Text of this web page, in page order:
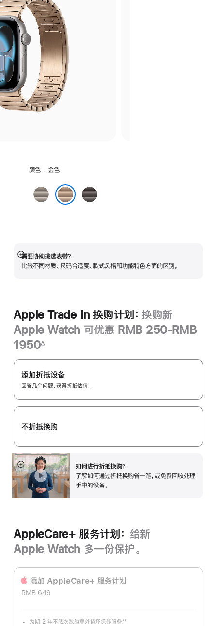
选
色:
颜色 - 金色
原
色
石
板
需要协助挑选表带？
比较不同材质、尺码合适度、款式风格和功能特色方面的区别。
展
开
Apple Trade In 换购计划： 换购新
Apple Watch 可优惠 RMB 250-RMB
1950
注
∆
Apple
Trade
换
购
划：
添加折抵设备
回答几个问题，获得折抵估价。
不折抵换购
如何进行折抵换购？
了解如何通过折抵换购省一笔，或免费回收处理
手中的设备。
展
开
AppleCare+ 服务计划： 给新
Apple Watch 多一份保护。
添加 AppleCare+ 服务计‍划
RMB 649
为期 2 年不限次数的意外损坏保修服务**